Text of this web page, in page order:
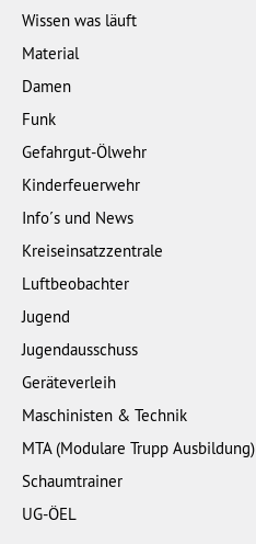
Wissen was läuft
Material
Damen
Funk
Gefahrgut-Ölwehr
Kinderfeuerwehr
Info´s und News
Kreiseinsatzzentrale
Luftbeobachter
Jugend
Jugendausschuss
Geräteverleih
Maschinisten & Technik
MTA (Modulare Trupp Ausbildung)
Schaumtrainer
UG-ÖEL